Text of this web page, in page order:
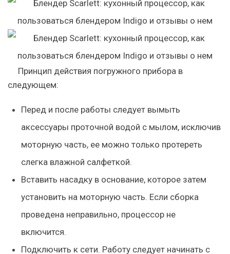
Принцип действия погружного прибора в
следующем:
Перед и после работы следует вымыть
аксессуары проточной водой с мылом, исключив
моторную часть, ее можно только протереть
слегка влажной салфеткой.
Вставить насадку в основание, которое затем
установить на моторную часть. Если сборка
проведена неправильно, процессор не
включится.
Подключить к сети. Работу следует начинать с